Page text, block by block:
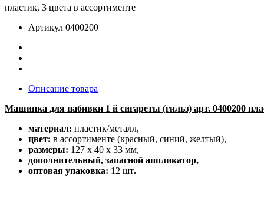
пластик, 3 цвета в ассортименте
Артикул 0400200
Описание товара
Машинка для набивки 1 й сигареты (гильз) арт. 0400200
материал: пластик/металл,
цвет: в ассортименте (красный, синий, желтый),
размеры: 127 x 40 x 33 мм,
дополнительный, запасной аппликатор,
оптовая упаковка: 12 шт.